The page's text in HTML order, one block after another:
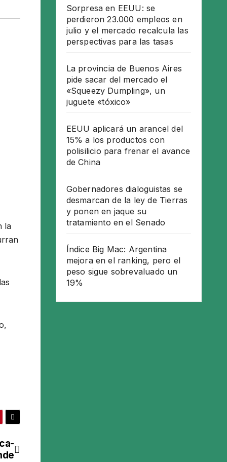
la
Sorpresa en EEUU: se
perdieron 23.000 empleos en
julio y el mercado recalcula las
perspectivas para las tasas
La provincia de Buenos Aires
pide sacar del mercado el
«Squeezy Dumpling», un
juguete «tóxico»
EEUU aplicará un arancel del
15% a los productos con
polisilicio para frenar el avance
de China
Gobernadores dialoguistas se
desmarcan de la ley de Tierras
y ponen en jaque su
tratamiento en el Senado
Índice Big Mac: Argentina
mejora en el ranking, pero el
peso sigue sobrevaluado un
19%